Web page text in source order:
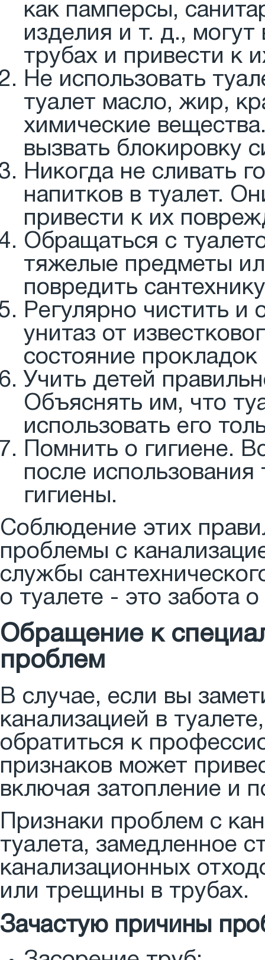
как памперсы,
изделия и т. д.,
трубах и привести к
Не использовать
туалет масло, жир,
химические
вызвать блокировку
Никогда не сливать
напитков в туалет.
привести к их
Обращаться с
тяжелые предметы
повредить
Регулярно чистить и
унитаз от
состояние
Учить детей
Объяснять им, что
использовать его
Помнить о гигиене.
после
гигиены.
Соблюдение этих
проблемы с
службы
о туалете - это забота
Обращение к
проблем
В случае, если вы
канализацией в
обратиться к
признаков может
включая затопление и
Признаки проблем с
туалета, замедленное
канализационных
или трещины в трубах.
Зачастую причины